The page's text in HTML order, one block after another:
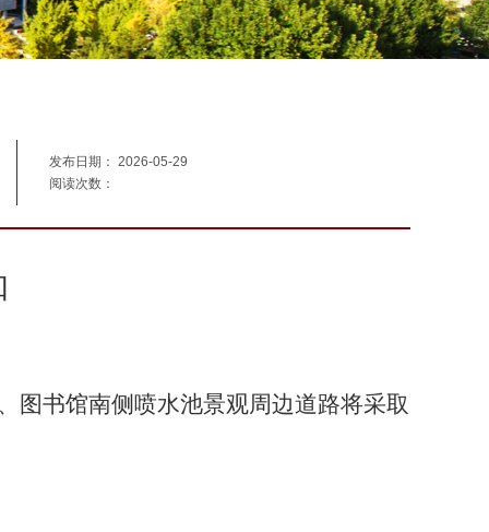
发布日期： 2026-05-29
阅读次数：
图书馆南侧喷水池景观周边道路将采取